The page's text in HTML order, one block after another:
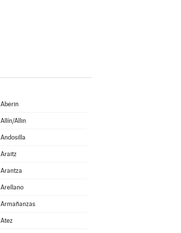
Aberin
Allín/Allin
Andosilla
Araitz
Arantza
Arellano
Armañanzas
Atez